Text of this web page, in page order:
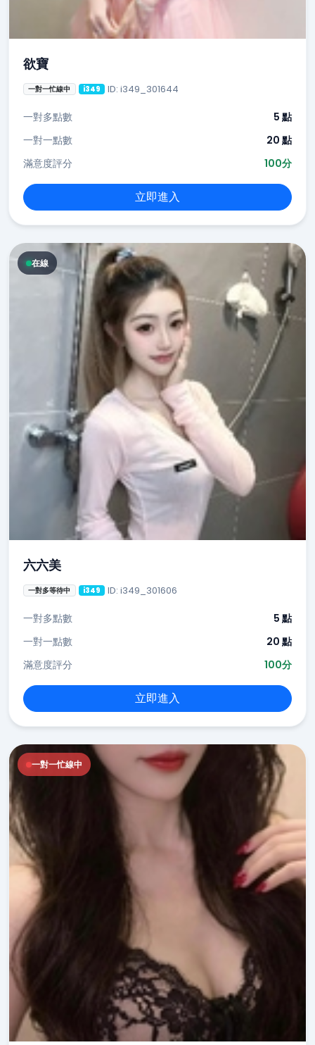
欲寶
一對一忙線中 i349 ID: i349_301644
一對多點數
5 點
一對一點數
20 點
滿意度評分
100分
立即進入
在線
六六美
一對多等待中 i349 ID: i349_301606
一對多點數
5 點
一對一點數
20 點
滿意度評分
100分
立即進入
一對一忙線中